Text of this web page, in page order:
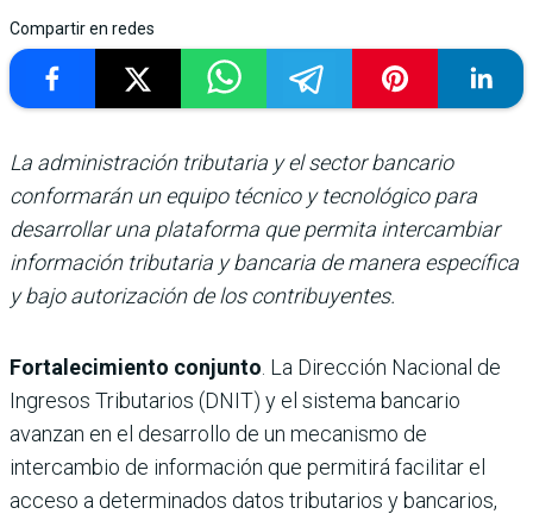
Compartir en redes
La administración tributaria y el sector bancario
conformarán un equipo técnico y tecnológico para
desarrollar una plataforma que permita intercambiar
información tributaria y bancaria de manera específica
y bajo autorización de los contribuyentes.
Fortalecimiento conjunto . La Dirección Nacional de
Ingresos Tributarios (DNIT) y el sistema bancario
avanzan en el desarrollo de un mecanismo de
intercambio de información que permitirá facilitar el
acceso a determinados datos tributarios y bancarios,